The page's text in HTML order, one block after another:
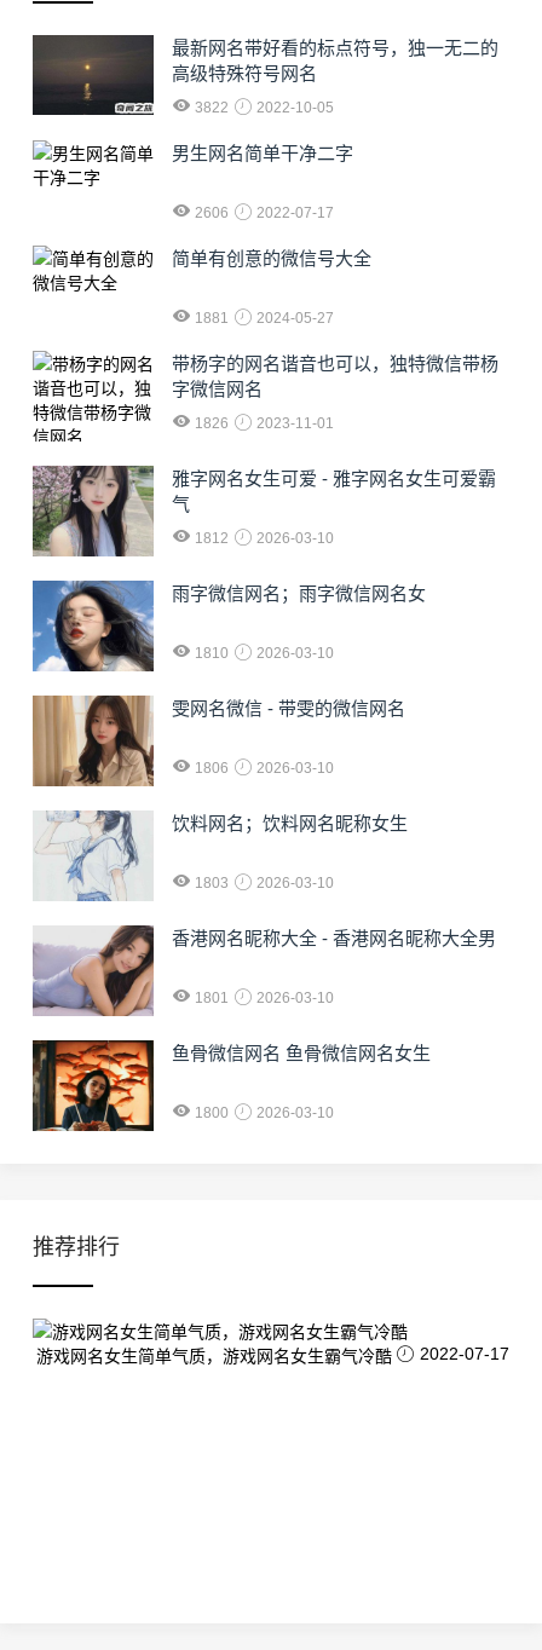
最新网名带好看的标点符号，独一无二的
高级特殊符号网名
3822 2022-10-05
男生网名简单干净二字
2606 2022-07-17
简单有创意的微信号大全
1881 2024-05-27
​带杨字的网名谐音也可以，独特微信带杨
字微信网名
1826 2023-11-01
雅字网名女生可爱 - 雅字网名女生可爱霸
气
1812 2026-03-10
雨字微信网名；雨字微信网名女
1810 2026-03-10
雯网名微信 - 带雯的微信网名
1806 2026-03-10
饮料网名；饮料网名昵称女生
1803 2026-03-10
香港网名昵称大全 - 香港网名昵称大全男
1801 2026-03-10
鱼骨微信网名 鱼骨微信网名女生
1800 2026-03-10
推荐排行
游戏网名女生简单气质，游戏网名女生霸气冷酷 2022-07-17